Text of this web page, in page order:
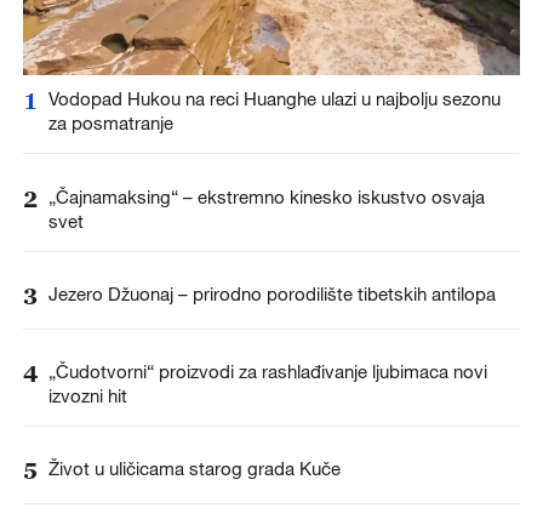
1
Vodopad Hukou na reci Huanghe ulazi u najbolju sezonu
za posmatranje
2 „Čajnamaksing“ – ekstremno kinesko iskustvo osvaja
svet
3 Jezero Džuonaj – prirodno porodilište tibetskih antilopa
4 „Čudotvorni“ proizvodi za rashlađivanje ljubimaca novi
izvozni hit
5 Život u uličicama starog grada Kuče